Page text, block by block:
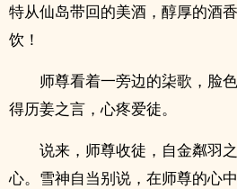
特从仙岛带回的美酒，醇厚的酒
饮！
师尊看着一旁边的柒歌，脸
得历姜之言，心疼爱徒。
说来，师尊收徒，自金粼羽
心。雪神自当别说，在师尊的心